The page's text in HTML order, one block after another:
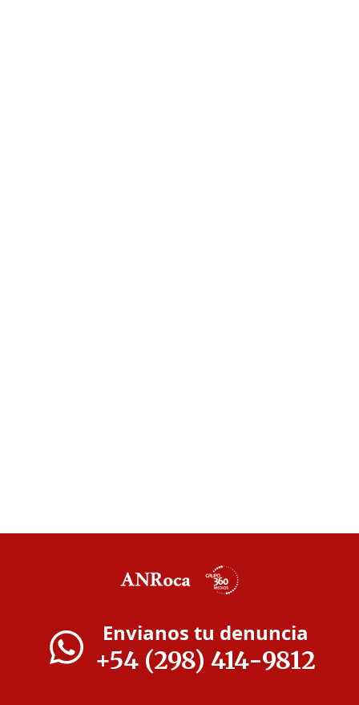
Envianos tu denuncia
+54 (298) 414-9812